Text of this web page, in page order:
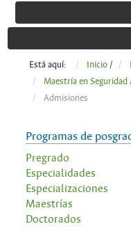
Está aquí: Inicio /
Maestría en
Admisiones
Programas de
Pregrado
Especialidades
Especializaciones
Maestrías
Doctorados